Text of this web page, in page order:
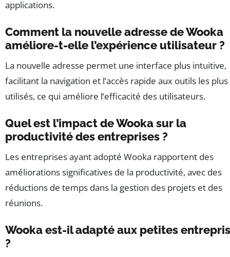
applications.
Comment la nouvelle adresse de Wooka
améliore-t-elle l’expérience utilisateur ?
La nouvelle adresse permet une interface plus intuitive,
facilitant la navigation et l’accès rapide aux outils les plus
utilisés, ce qui améliore l’efficacité des utilisateurs.
Quel est l’impact de Wooka sur la
productivité des entreprises ?
Les entreprises ayant adopté Wooka rapportent des
améliorations significatives de la productivité, avec des
réductions de temps dans la gestion des projets et des
réunions.
Wooka est-il adapté aux petites
?